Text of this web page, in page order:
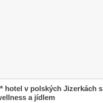
hotel v polských Jizerkách s
a jídlem